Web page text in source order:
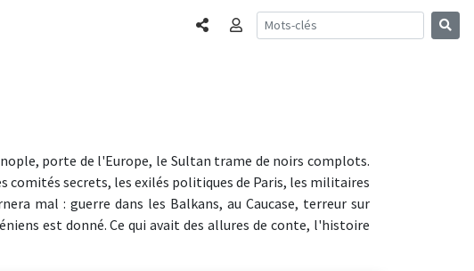
PartagerConnexion
porte de l'Europe, le Sultan trame de noirs complots.
comités secrets, les exilés politiques de Paris, les militaires
mal : guerre dans les Balkans, au Caucase, terreur sur
est donné. Ce qui avait des allures de conte, l'histoire